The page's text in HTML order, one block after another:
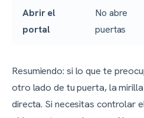
Abrir el
portal
No abre
puertas
Resumiendo: si lo que te
otro lado de tu puerta, la
directa. Si necesitas controlar